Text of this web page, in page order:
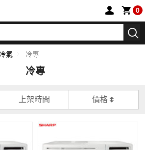
0
氣 冷專
冷專
上架時間 價格